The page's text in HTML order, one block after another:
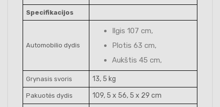
Specifikacijos
Automobilio dydis
Ilgis 107 cm,
Plotis 63 cm,
Aukštis 45 cm,
Grynasis svoris 13, 5 kg
Pakuotės dydis 109, 5 x 56, 5 x 29 cm